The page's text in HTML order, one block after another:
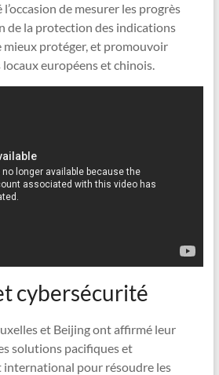
de mesurer les progrès
de la protection des indications
mieux protéger, et promouvoir
européens et chinois.
cybersécurité
et Beijing ont affirmé leur
solutions pacifiques et
international pour résoudre les